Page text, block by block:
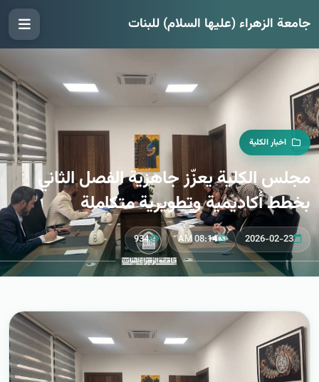
جامعة الزهراء (عليها السلام) للبنات
اخبار الكلية
مجلس الكلية يعزّز جاهزية الفصل الثاني
بخطط أكاديمية وتطويرية متكاملة
2026-02-23
08:14 AM
934